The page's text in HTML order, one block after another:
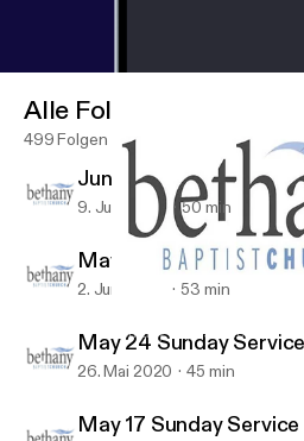
Bethany Baptist (Richmond
Alle Folgen
499 Folgen
June 7 Sunday Service
9. Juni 2020 50 min
May 31 Sunday Service
2. Juni 2020 53 min
May 24 Sunday Service
26. Mai 2020 45 min
May 17 Sunday Service